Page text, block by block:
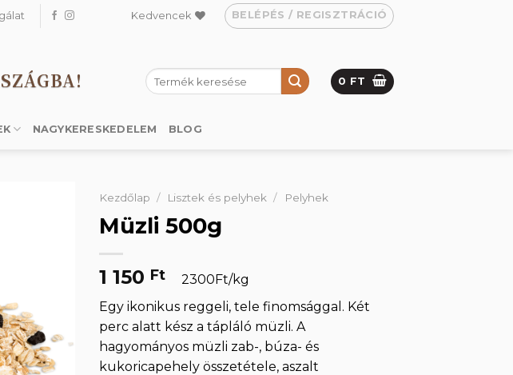
Kedvencek BELÉPÉS / REGISZTRÁCIÓ
Keresés
a
0 FT
NAGYKERESKEDELEM BLOG
Kezdőlap / Lisztek és pelyhek / Pelyhek
Müzli 500g
1 150 Ft
2300Ft/kg
Egy ikonikus reggeli, tele finomsággal. Két
perc alatt kész a tápláló müzli. A
hagyományos müzli zab-, búza- és
kukoricapehely összetétele, aszalt